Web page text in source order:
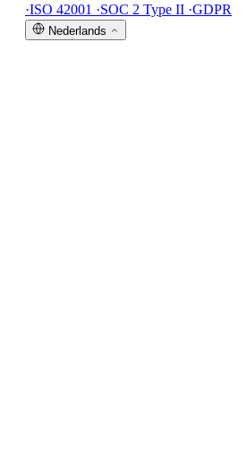
·ISO 42001 ·SOC 2 Type II ·GDPR
Nederlands